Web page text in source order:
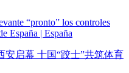
“pronto” los controles
España | España
启幕 十国“跤士”共筑体育